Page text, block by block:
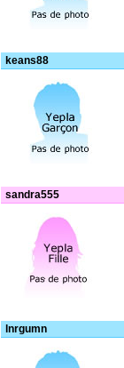
keans88
sandra555
lnrgumn